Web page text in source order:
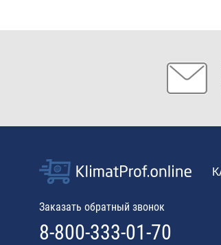
Заказать обратный звонок
8-800-333-01-70